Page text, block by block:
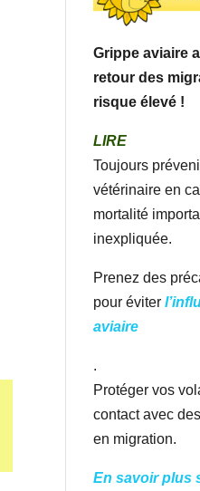
Grippe aviaire
retour des
risque élevé !
LIRE
Toujours
vétérinaire en
mortalité
inexpliquée.
Prenez des
pour éviter
aviaire
.
Protéger vos
contact avec
en migration.
En savoir plus